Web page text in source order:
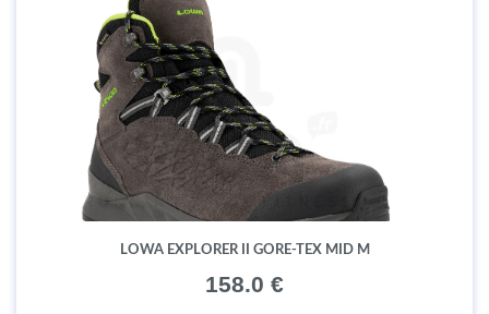
LOWA EXPLORER II GORE-TEX MID M
158.0 €